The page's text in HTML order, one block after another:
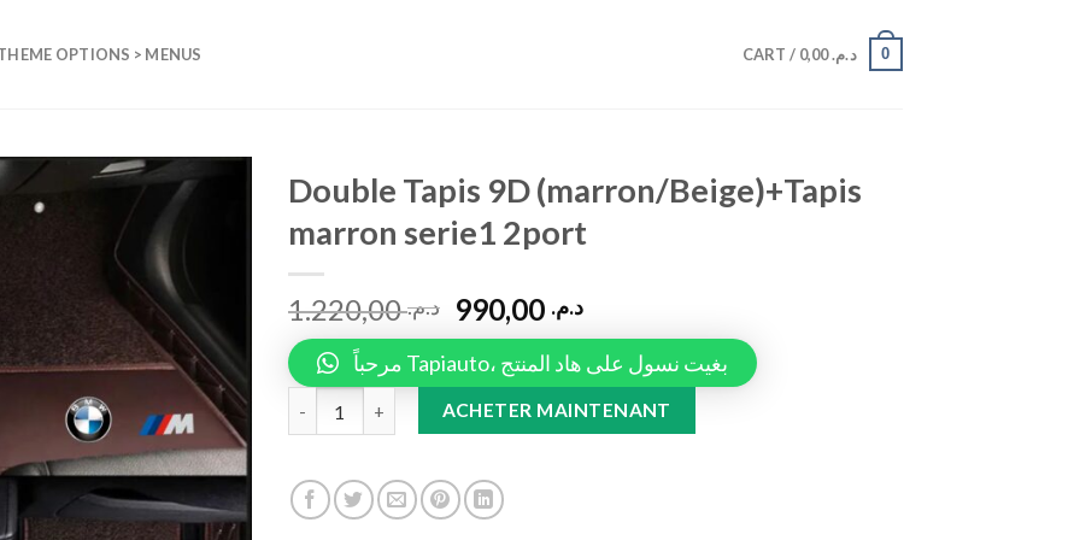
OPTIONS > MENUS CART / د.م.0,00 0
Double Tapis 9D (marron/Beige)+Tapis
marron serie1 2port
د.م.1.220,00 د.م.
مرحباً Tapiauto، بغيت نسول على هاد المنتج
Double Tapis 9D (marron/Beige)+Tapis marron serie1 2port quantity
ACHETER MAINTENANT